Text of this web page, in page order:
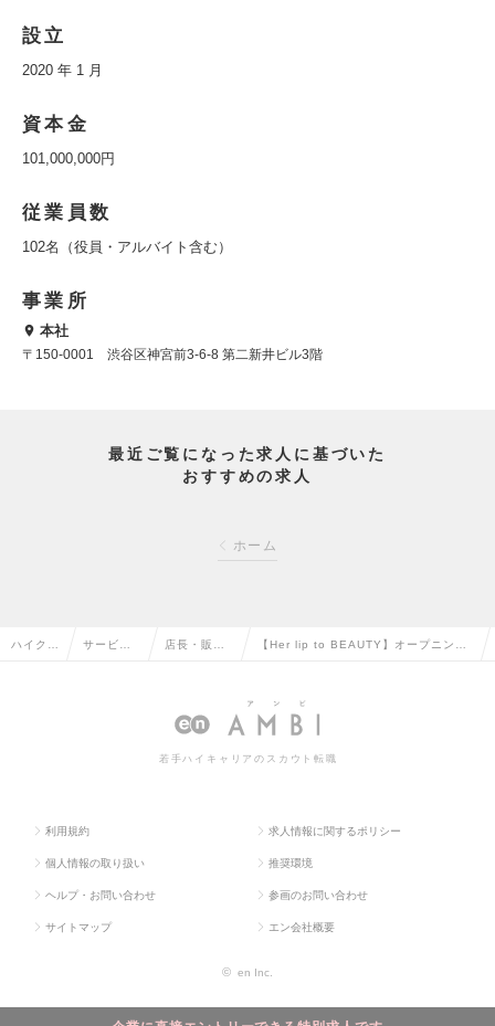
設立
2020 年 1 月
資本金
101,000,000円
従業員数
102名（役員・アルバイト含む）
事業所
本社
〒150-0001 渋谷区神宮前3-6-8 第二新井ビル3階
最近ご覧になった求人に基づいた
おすすめの求人
ホーム
ハイクラ サービ 店長・販
理の転職
【Her lip to BEAUTY】オープニング
京）の求人情報
若手ハイキャリアのスカウト転職
利用規約 求人情報に関するポリシー
個人情報の取り扱い 推奨環境
ヘルプ・お問い合わせ 参画のお問い合わせ
サイトマップ エン会社概要
© en Inc.